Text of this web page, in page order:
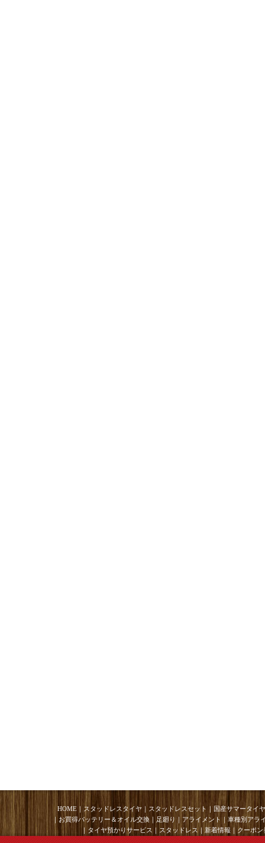
HOME ｜ スタッドレスタイヤ ｜ スタッドレスセット ｜ 国産サマータイ
｜ お買得バッテリー＆オイル交換 ｜ 足廻り ｜ アライメント ｜ 車種別アラ
｜ タイヤ預かりサービス ｜ スタッドレス ｜ 新着情報 ｜ クーポン